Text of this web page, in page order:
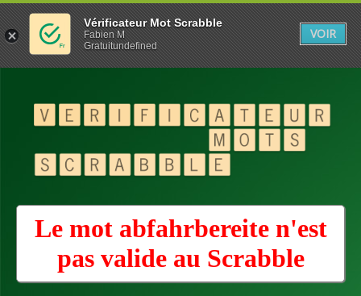
Le mot abfahrbereite n'est
pas valide au Scrabble
Vérificateur Mot Scrabble
Fabien M
Gratuitundefined
VOIR